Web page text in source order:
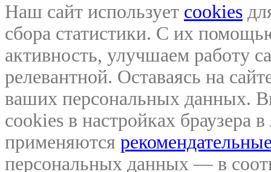
Наш сайт использует cookies
сбора статистики. С их
активность, улучшаем работу
релевантной. Оставаясь на
ваших персональных данных.
cookies в настройках браузера
применяются
персональных данных — в